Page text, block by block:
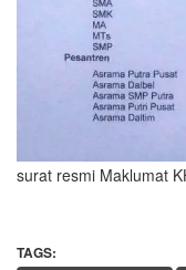
surat resmi Maklumat
TAGS: